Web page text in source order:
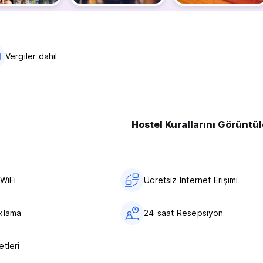
gezginler olarak kendi deneyimlerimizden biliyoruz. Bu
(iadesi olmayan fiyatlar yapm?yoruz).
Guanako'ya da göz atın!!!
Vergiler dahil
Hostel Kurallarını
Ücretsiz Internet Erişimi
24 saat Resepsiyon